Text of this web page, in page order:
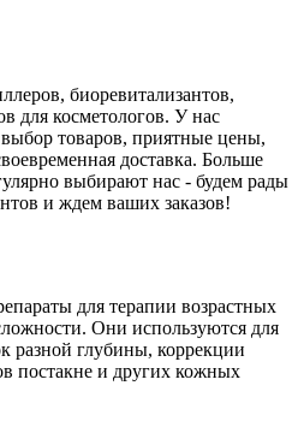
биоревитализантов,
для косметологов. У нас
товаров, приятные цены,
доставка. Больше
выбирают нас - будем рады
и ждем ваших заказов!
для терапии возрастных
Они используются для
разной глубины, коррекции
постакне и других кожных